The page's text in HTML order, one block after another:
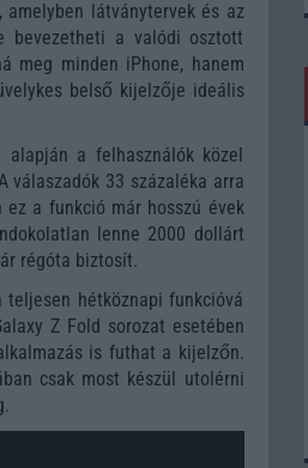
látványtervek és az
bevezetheti a valódi osztott
meg minden iPhone, hanem
belső kijelzője ideális
alapján a felhasználók közel
33 százaléka arra
a funkció már hosszú évek
lenne 2000 dollárt
régóta biztosít.
hétköznapi funkcióvá
Z Fold sorozat esetében
is futhat a kijelzőn.
csak most készül utolérni